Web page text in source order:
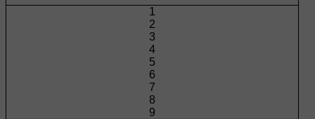
1
2
3
4
5
6
7
8
9